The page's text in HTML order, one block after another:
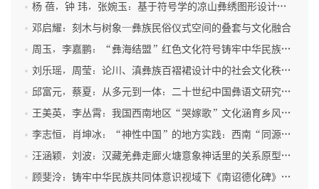
杨 蓓，钟 玮，张婉玉：基于符号学的凉山彝绣图形设计与创新实践
邓启耀：刻木与树象—彝族民俗仪式空间的叠套与文化融合
周玉，李嘉鹏：“彝海结盟”红色文化符号铸牢中华民族共同体意识的价值意蕴和实践进路
刘乐瑶，周莹：论川、滇彝族百褶裙设计中的社会文化秩序与艺术语言表达
邱富元，蔡夏：从多元到一体：二十世纪中国彝语文研究的学术实践与共同体建构
王美英，李丛霄：我国西南地区“哭嫁歌”文化涵育乡风文明的传承价值
李志恒，肖坤冰：“神性中国”的地方实践：西南“同源共祖”神话与地方社会的互构机制研究
汪涵颖，刘波：汉藏羌彝走廊火塘意象神话里的关系原型与族际交往
顾斐泠：铸牢中华民族共同体意识视域下《南诏德化碑》的集体记忆与认同建构研究